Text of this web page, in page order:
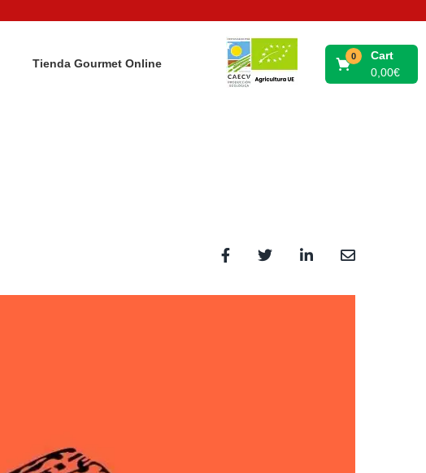
Tienda Gourmet Online
Cart
0
0,00€